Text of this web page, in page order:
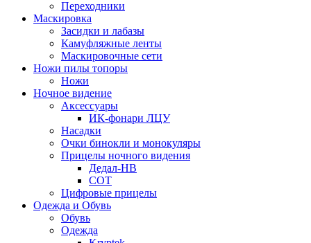
Переходники
Маскировка
Засидки и лабазы
Камуфляжные ленты
Маскировочные сети
Ножи пилы топоры
Ножи
Ночное видение
Аксессуары
ИК-фонари ЛЦУ
Насадки
Очки бинокли и монокуляры
Прицелы ночного видения
Дедал-НВ
СОТ
Цифровые прицелы
Одежда и Обувь
Обувь
Одежда